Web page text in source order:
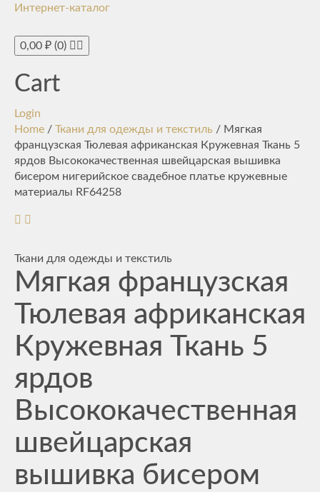
Интернет-каталог
0,00 ₽ (0)
Cart
Login
Home / Ткани для одежды и текстиль / Мягкая
французская Тюлевая африканская Кружевная Ткань 5
ярдов Высококачественная швейцарская вышивка
бисером нигерийское свадебное платье кружевные
материалы RF64258
Ткани для одежды и текстиль
Мягкая французская
Тюлевая африканская
Кружевная Ткань 5
ярдов
Высококачественная
швейцарская
вышивка бисером